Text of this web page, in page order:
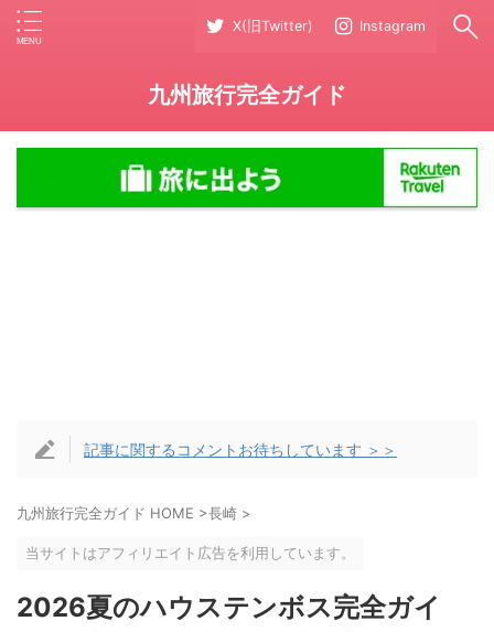
X(旧Twitter) Instagram
九州旅行完全ガイド
記事に関するコメントお待ちしています ＞＞
九州旅行完全ガイド HOME >長崎 >
当サイトはアフィリエイト広告を利用しています。
2026夏のハウステンボス完全ガイ